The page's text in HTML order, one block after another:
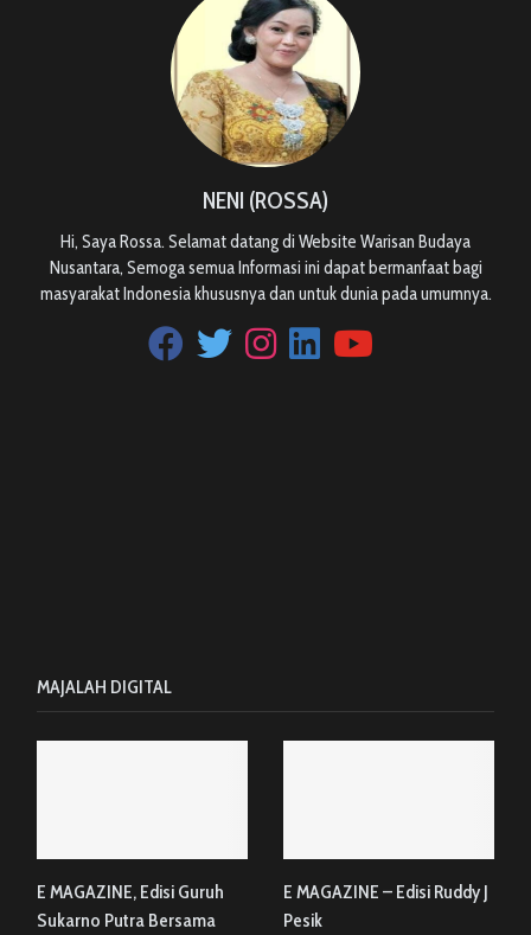
NENI (ROSSA)
Hi, Saya Rossa. Selamat datang di Website Warisan Budaya
Nusantara, Semoga semua Informasi ini dapat bermanfaat bagi
masyarakat Indonesia khususnya dan untuk dunia pada umumnya.
MAJALAH DIGITAL
E MAGAZINE, Edisi Guruh
Sukarno Putra Bersama
E MAGAZINE – Edisi Ruddy J
Pesik